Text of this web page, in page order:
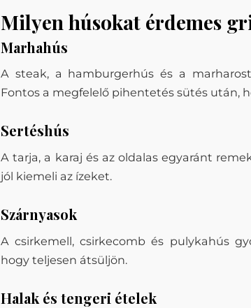
Milyen húsokat érdemes
Marhahús
A steak, a hamburgerhús és a
Fontos a megfelelő pihentetés sütés után,
Sertéshús
A tarja, a karaj és az oldalas egyaránt
jól kiemeli az ízeket.
Szárnyasok
A csirkemell, csirkecomb és pulykahús
hogy teljesen átsüljön.
Halak és tengeri ételek